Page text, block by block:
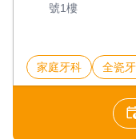
號1樓
家庭牙科 全瓷